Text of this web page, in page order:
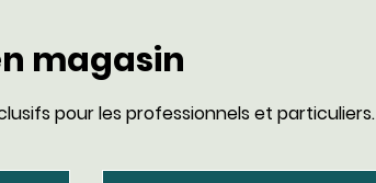
magasin
pour les professionnels et particuliers.